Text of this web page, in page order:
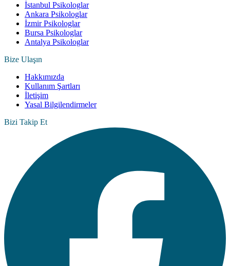
İstanbul Psikologlar
Ankara Psikologlar
İzmir Psikologlar
Bursa Psikologlar
Antalya Psikologlar
Bize Ulaşın
Hakkımızda
Kullanım Şartları
İletişim
Yasal Bilgilendirmeler
Bizi Takip Et